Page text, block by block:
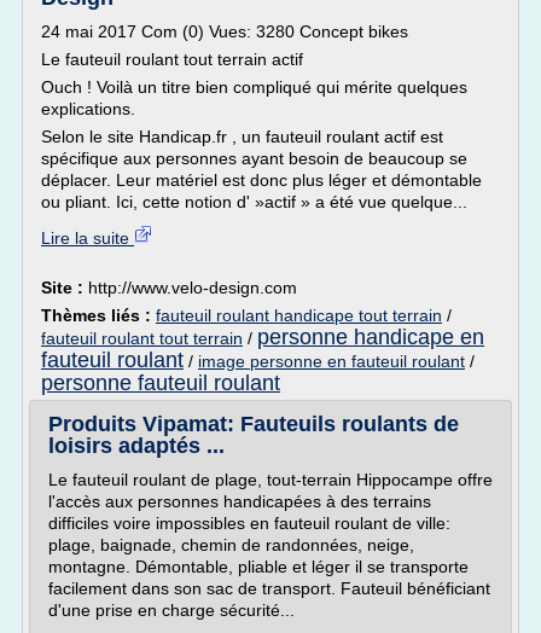
24 mai 2017 Com (0) Vues: 3280 Concept bikes
Le fauteuil roulant tout terrain actif
Ouch ! Voilà un titre bien compliqué qui mérite quelques
explications.
Selon le site Handicap.fr , un fauteuil roulant actif est
spécifique aux personnes ayant besoin de beaucoup se
déplacer. Leur matériel est donc plus léger et démontable
ou pliant. Ici, cette notion d' »actif » a été vue quelque...
Lire la suite
Site : http://www.velo-design.com
Thèmes liés : fauteuil roulant handicape tout terrain /
fauteuil roulant tout terrain / personne handicape en
fauteuil roulant / image personne en fauteuil roulant /
personne fauteuil roulant
Produits Vipamat: Fauteuils roulants de
loisirs adaptés ...
Le fauteuil roulant de plage, tout-terrain Hippocampe offre
l'accès aux personnes handicapées à des terrains
difficiles voire impossibles en fauteuil roulant de ville:
plage, baignade, chemin de randonnées, neige,
montagne. Démontable, pliable et léger il se transporte
facilement dans son sac de transport. Fauteuil bénéficiant
d'une prise en charge sécurité...